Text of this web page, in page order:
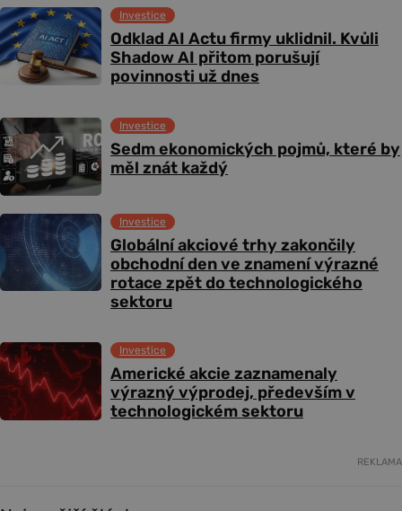
Odklad AI Actu firmy uklidnil. Kvůli
Shadow AI přitom porušují
povinnosti už dnes
Investice
Sedm ekonomických pojmů, které by
měl znát každý
Investice
Globální akciové trhy zakončily
obchodní den ve znamení výrazné
rotace zpět do technologického
sektoru
Investice
Americké akcie zaznamenaly
výrazný výprodej, především v
technologickém sektoru
Investice
REKLAMA